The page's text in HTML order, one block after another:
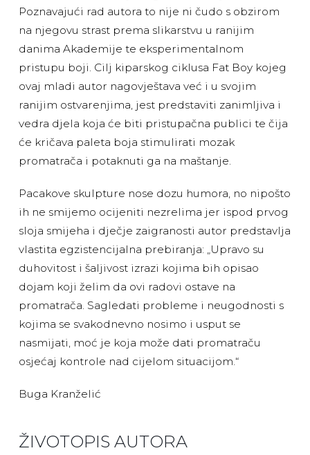
Poznavajući rad autora to nije ni čudo s obzirom
na njegovu strast prema slikarstvu u ranijim
danima Akademije te eksperimentalnom
pristupu boji. Cilj kiparskog ciklusa Fat Boy kojeg
ovaj mladi autor nagovještava već i u svojim
ranijim ostvarenjima, jest predstaviti zanimljiva i
vedra djela koja će biti pristupačna publici te čija
će kričava paleta boja stimulirati mozak
promatrača i potaknuti ga na maštanje.
Pacakove skulpture nose dozu humora, no nipošto
ih ne smijemo ocijeniti nezrelima jer ispod prvog
sloja smijeha i dječje zaigranosti autor predstavlja
vlastita egzistencijalna prebiranja: „Upravo su
duhovitost i šaljivost izrazi kojima bih opisao
dojam koji želim da ovi radovi ostave na
promatrača. Sagledati probleme i neugodnosti s
kojima se svakodnevno nosimo i usput se
nasmijati, moć je koja može dati promatraču
osjećaj kontrole nad cijelom situacijom.“
Buga Kranželić
ŽIVOTOPIS AUTORA